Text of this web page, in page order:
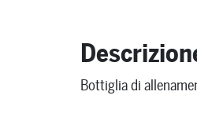
Bottiglia di